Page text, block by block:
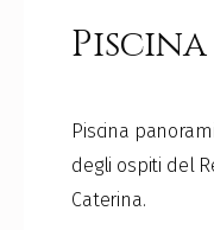
Piscina
degli ospiti del
Caterina.